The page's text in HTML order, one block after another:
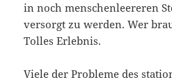
in noch menschenleereren
versorgt zu werden. Wer
Tolles Erlebnis.
Viele der Probleme des